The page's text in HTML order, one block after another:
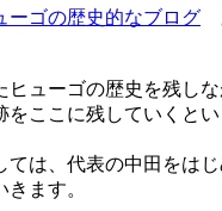
ーゴの歴史的なブログ
ューゴの歴史を残しな
をここに残していくと
は、代表の中田をは
ます。